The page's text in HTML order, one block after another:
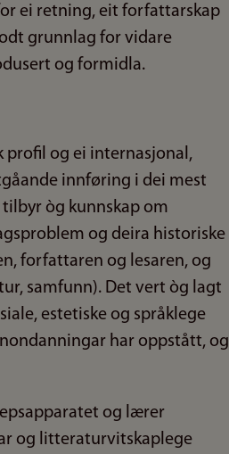
ei retning, eit forfattarskap
grunnlag for vidare
og formidla.
og ei internasjonal,
innføring i dei mest
òg kunnskap om
og deira historiske
forfattaren og lesaren, og
samfunn). Det vert òg lagt
estetiske og språklege
har oppstått, og
og lærer
og litteraturvitskaplege